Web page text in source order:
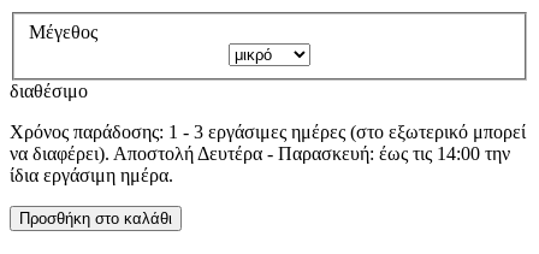
Μέγεθος
διαθέσιμο
Χρόνος παράδοσης: 1 - 3 εργάσιμες ημέρες (στο εξωτερικό μπορεί
να διαφέρει). Αποστολή Δευτέρα - Παρασκευή: έως τις 14:00 την
ίδια εργάσιμη ημέρα.
Προσθήκη στο καλάθι